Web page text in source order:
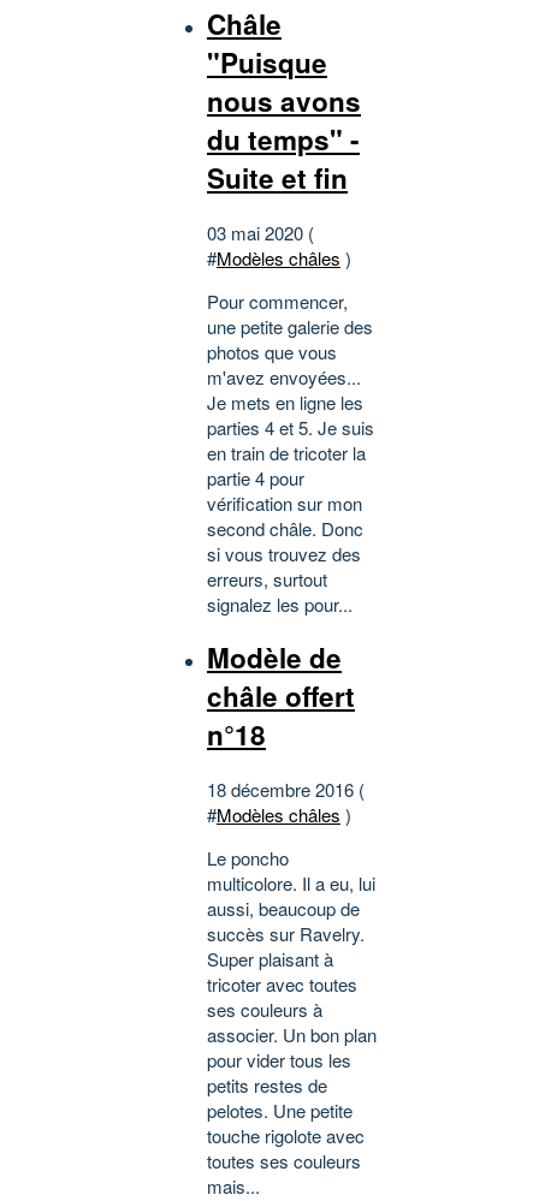
Châle
"Puisque
nous avons
du temps" -
Suite et fin
03 mai 2020 (
#Modèles châles )
Pour commencer,
une petite galerie des
photos que vous
m'avez envoyées...
Je mets en ligne les
parties 4 et 5. Je suis
en train de tricoter la
partie 4 pour
vérification sur mon
second châle. Donc
si vous trouvez des
erreurs, surtout
signalez les pour...
Modèle de
châle offert
n°18
18 décembre 2016 (
#Modèles châles )
Le poncho
multicolore. Il a eu, lui
aussi, beaucoup de
succès sur Ravelry.
Super plaisant à
tricoter avec toutes
ses couleurs à
associer. Un bon plan
pour vider tous les
petits restes de
pelotes. Une petite
touche rigolote avec
toutes ses couleurs
mais...